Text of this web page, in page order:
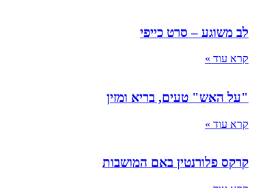
לב משוגע – סרט כייפי
קרא עוד »
"על האש" טעים, בריא ומזין
קרא עוד »
קרקס פלורנטין באם המושבות